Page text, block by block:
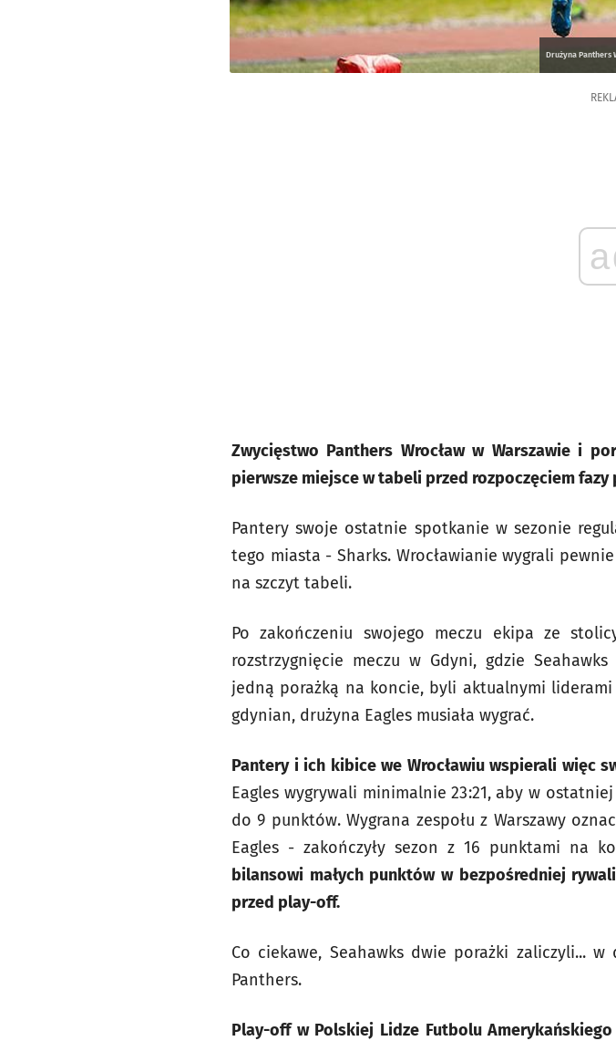
Drużyna Panthers
Zwycięstwo Panthers Wrocław w Warszawie i
pierwsze miejsce w tabeli przed rozpoczęciem
Pantery swoje ostatnie spotkanie w sezonie
tego miasta - Sharks. Wrocławianie wygrali pewnie
na szczyt tabeli.
Po zakończeniu swojego meczu ekipa ze
rozstrzygnięcie meczu w Gdyni, gdzie
jedną porażką na koncie, byli aktualnymi
gdynian, drużyna Eagles musiała wygrać.
Pantery i ich kibice we Wrocławiu wspierali więc
Eagles wygrywali minimalnie 23:21, aby w
do 9 punktów. Wygrana zespołu z Warszawy
Eagles - zakończyły sezon z 16 punktami na
bilansowi małych punktów w bezpośredniej
przed play-off.
Co ciekawe, Seahawks dwie porażki zaliczyli...
Panthers.
Play-off w Polskiej Lidze Futbolu